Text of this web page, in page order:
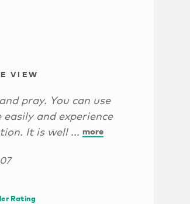
VIEW
pray. You can use
and experience
It is well ... more
Rating